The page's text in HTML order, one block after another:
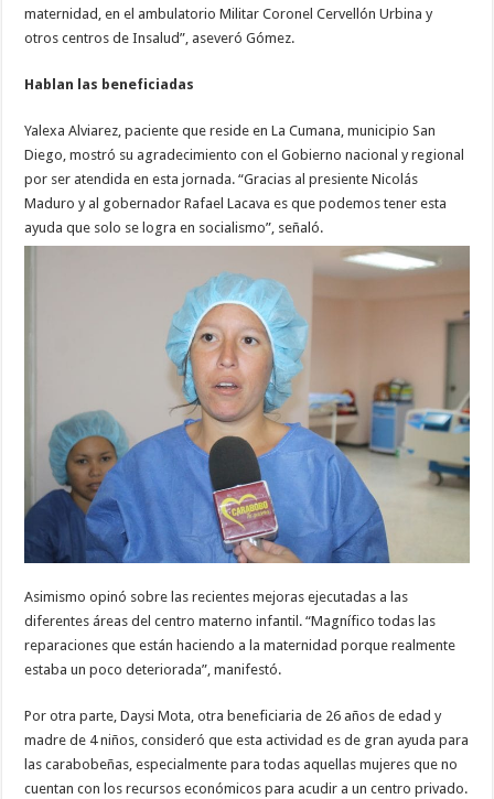
maternidad, en el ambulatorio Militar Coronel Cervellón Urbina y
otros centros de Insalud”, aseveró Gómez.
Hablan las beneficiadas
Yalexa Alviarez, paciente que reside en La Cumana, municipio San
Diego, mostró su agradecimiento con el Gobierno nacional y regional
por ser atendida en esta jornada. “Gracias al presiente Nicolás
Maduro y al gobernador Rafael Lacava es que podemos tener esta
ayuda que solo se logra en socialismo”, señaló.
Asimismo opinó sobre las recientes mejoras ejecutadas a las
diferentes áreas del centro materno infantil. “Magnífico todas las
reparaciones que están haciendo a la maternidad porque realmente
estaba un poco deteriorada”, manifestó.
Por otra parte, Daysi Mota, otra beneficiaria de 26 años de edad y
madre de 4 niños, consideró que esta actividad es de gran ayuda para
las carabobeñas, especialmente para todas aquellas mujeres que no
cuentan con los recursos económicos para acudir a un centro privado.